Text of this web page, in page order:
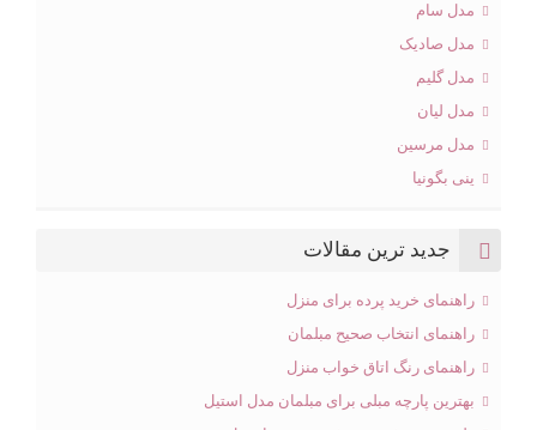
مدل سام
مدل صادیک
مدل گلیم
مدل لیان
مدل مرسین
ینی بگونیا
جدید ترین مقالات
راهنمای خرید پرده برای منزل
راهنمای انتخاب صحیح مبلمان
راهنمای رنگ اتاق خواب منزل
بهترین پارچه مبلی برای مبلمان مدل استیل